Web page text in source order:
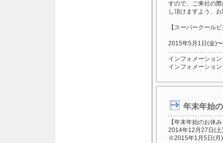
すので、ご来社の
し頂けますよう、
【スーパークール
2015年5月1日(金)
インフォメーション
インフォメーション
年末年始
【年末年始のお休
2014年12月27日(
※2015年1月5日(月